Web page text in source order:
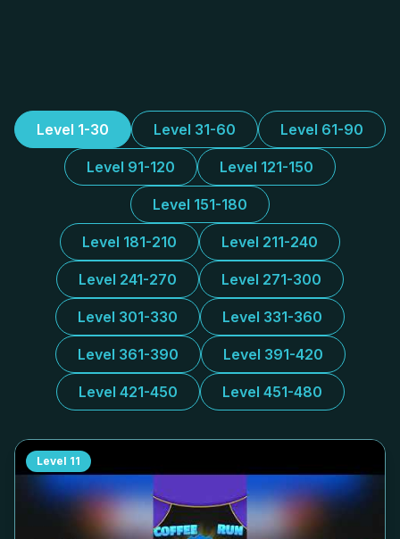
Level 1-30 Level 31-60 Level 61-90
Level 91-120 Level 121-150
Level 151-180
Level 181-210 Level 211-240
Level 241-270 Level 271-300
Level 301-330 Level 331-360
Level 361-390 Level 391-420
Level 421-450 Level 451-480
Level 11